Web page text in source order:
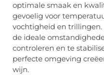
optimale smaak en
gevoelig voor
vochtigheid en
de ideale
controleren en te
perfecte omgeving
wijn.